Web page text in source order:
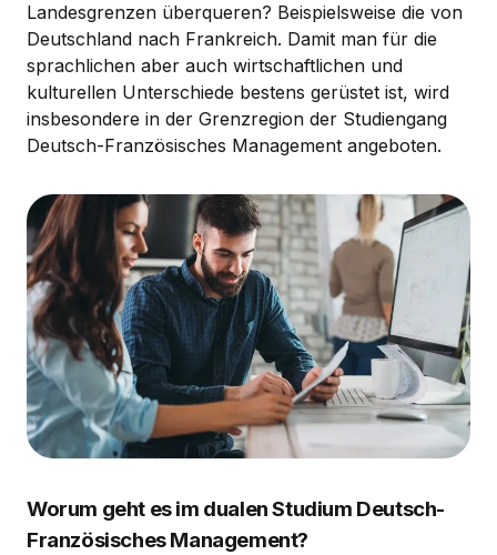
Landesgrenzen überqueren? Beispielsweise die von
Deutschland nach Frankreich. Damit man für die
sprachlichen aber auch wirtschaftlichen und
kulturellen Unterschiede bestens gerüstet ist, wird
insbesondere in der Grenzregion der Studiengang
Deutsch-Französisches Management angeboten.
Worum geht es im dualen Studium Deutsch-
Französisches Management?